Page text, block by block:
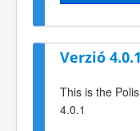
Verzió
This is the
4.0.1